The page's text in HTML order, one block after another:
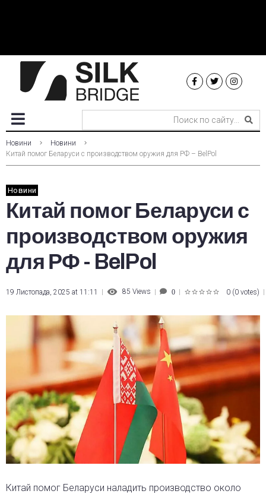
Новини
Новини
Китай помог Беларуси с производством оружия для РФ – BelPol
Новини
Китай помог Беларуси с
производством оружия
для РФ - BelPol
19 Листопада, 2025 at 11:11 85 Views 0 0 (0 votes)
Китай помог Беларуси наладить производство около